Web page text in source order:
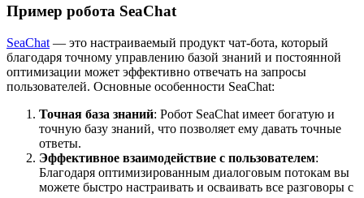
Пример робота SeaChat
SeaChat — это настраиваемый продукт чат-бота, который
благодаря точному управлению базой знаний и постоянной
оптимизации может эффективно отвечать на запросы
пользователей. Основные особенности SeaChat:
Точная база знаний: Робот SeaChat имеет богатую и
точную базу знаний, что позволяет ему давать точные
ответы.
Эффективное взаимодействие с пользователем:
Благодаря оптимизированным диалоговым потокам вы
можете быстро настраивать и осваивать все разговоры с